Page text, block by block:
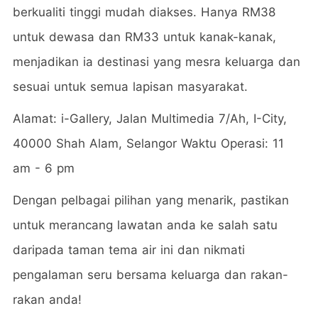
berkualiti tinggi mudah diakses. Hanya RM38
untuk dewasa dan RM33 untuk kanak-kanak,
menjadikan ia destinasi yang mesra keluarga dan
sesuai untuk semua lapisan masyarakat.
Alamat: i-Gallery, Jalan Multimedia 7/Ah, I-City,
40000 Shah Alam, Selangor Waktu Operasi: 11
am - 6 pm
Dengan pelbagai pilihan yang menarik, pastikan
untuk merancang lawatan anda ke salah satu
daripada taman tema air ini dan nikmati
pengalaman seru bersama keluarga dan rakan-
rakan anda!